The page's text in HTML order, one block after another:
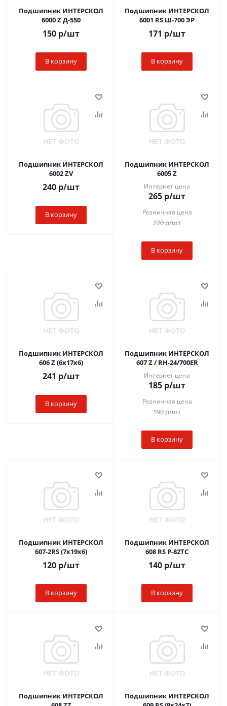
Подшипник ИНТЕРСКОЛ
6000 Z Д-550
150 р/шт
В корзину
Подшипник ИНТЕРСКОЛ
6001 RS Ш-700 ЭР
171 р/шт
В корзину
Подшипник ИНТЕРСКОЛ
6002 ZV
240 р/шт
В корзину
Подшипник ИНТЕРСКОЛ
6005 Z
Интернет цена
265 р/шт
Розничная цена
270р/шт
В корзину
Подшипник ИНТЕРСКОЛ
606 Z (6х17х6)
241 р/шт
В корзину
Подшипник ИНТЕРСКОЛ
607 Z / RH-24/700ER
Интернет цена
185 р/шт
Розничная цена
190р/шт
В корзину
Подшипник ИНТЕРСКОЛ
607-2RS (7х19х6)
120 р/шт
В корзину
Подшипник ИНТЕРСКОЛ
608 RS Р-82ТС
140 р/шт
В корзину
Подшипник ИНТЕРСКОЛ
Подшипник ИНТЕРСКОЛ